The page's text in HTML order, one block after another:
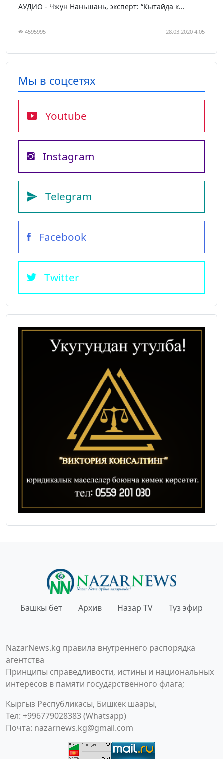
АУДИО - Чжун Наньшань, эксперт: “Кытайда к...
4595995 28.03.2020 4:05
Мы в соцсетях
Youtube
Instagram
Telegram
Facebook
Twitter
Башкы бет Архив Назар TV Түз эфир
NazarNews.kg правила внутреннего распорядка
агентства
Принципы справедливости, истины и национальных
интересов в памяти государственного флага;
Кыргыз Республикасы, Бишкек шаары,
Тел: +996779028383 (Whatsapp)
Почта: nazarnews.kg@gmail.com